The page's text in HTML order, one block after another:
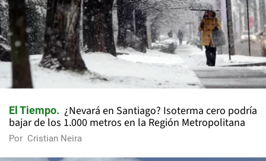
El Tiempo
¿Nevará en Santiago? Isoterma cero podría
bajar de los 1.000 metros en la Región Metropolitana
Por Cristian Neira